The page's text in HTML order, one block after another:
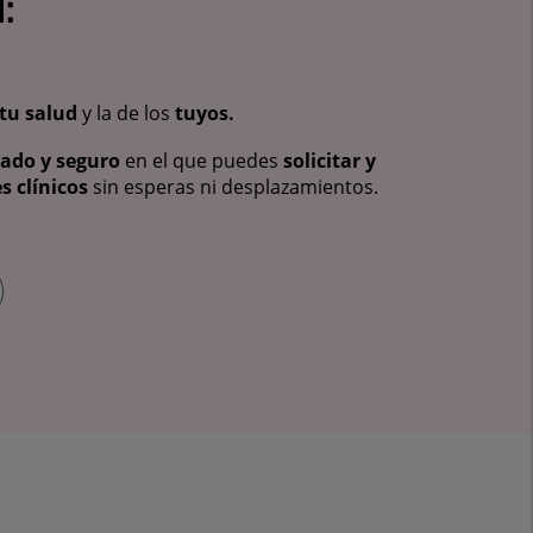
tu salud y la de los tuyos.
y seguro en el que puedes solicitar y
clínicos sin esperas ni desplazamientos.